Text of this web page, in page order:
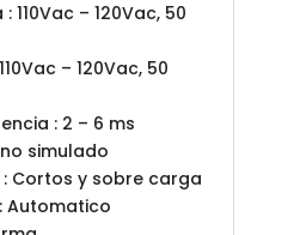
– 120Vac, 50
– 120Vac, 50
: 2 – 6 ms
simulado
Cortos y sobre carga
Automatico